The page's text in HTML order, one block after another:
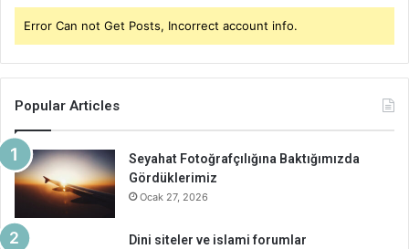
Error Can not Get Posts, Incorrect account info.
Popular Articles
Seyahat Fotoğrafçılığına Baktığımızda
Gördüklerimiz
Ocak 27, 2026
Dini siteler ve islami forumlar